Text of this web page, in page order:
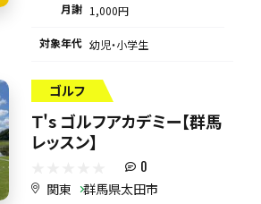
月謝 1,000円
対象年代 幼児・小学生
ゴルフ
Ｔ's ゴルフアカデミー【群馬
レッスン】
0
関東 群馬県太田市